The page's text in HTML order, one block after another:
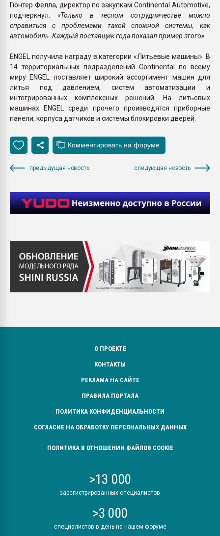
Гюнтер Фелла, директор по закупкам Continental Automotive,
подчеркнул: «Только в тесном сотрудничестве можно
справиться с проблемами такой сложной системы, как
автомобиль. Каждый поставщик года показал пример этого».
ENGEL получила награду в категории «Литьевые машины». В
14 территориальных подразделений Continental по всему
миру ENGEL поставляет широкий ассортимент машин для
литья под давлением, систем автоматизации и
интегрированных комплексных решений. На литьевых
машинах ENGEL среди прочего производятся приборные
панели, корпуса датчиков и системы блокировки дверей.
предыдущая новость следующая новость
О ПРОЕКТЕ
КОНТАКТЫ
РЕКЛАМА НА САЙТЕ
ПРАВИЛА ПОРТАЛА
ПОЛИТИКА КОНФИДЕНЦИАЛЬНОСТИ
СОГЛАСИЕ НА ОБРАБОТКУ ПЕРСОНАЛЬНЫХ ДАННЫХ
ПОЛИТИКА В ОТНОШЕНИИ ФАЙЛОВ COOKIE
>13 000
зарегистрированных специалистов
>3 000
специалистов в день на нашем форуме